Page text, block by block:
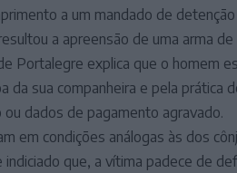
a um mandado de
a apreensão de uma arma
Portalegre explica que o homem
da sua companheira e pela prática
dados de pagamento agravado.
em condições análogas às dos
que, a vítima padece de